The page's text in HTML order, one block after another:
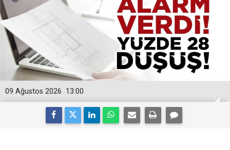
13:00
09 Ağustos 2026